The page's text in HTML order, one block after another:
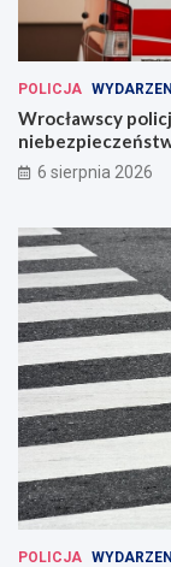
POLICJA
Wrocławscy
6 sierpnia 2026
POLICJA